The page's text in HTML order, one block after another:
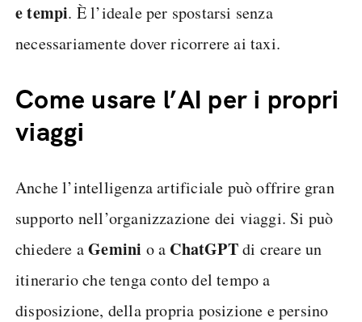
e tempi. È l’ideale per spostarsi senza
necessariamente dover ricorrere ai taxi.
Come usare l’AI per i propri
viaggi
Anche l’intelligenza artificiale può offrire gran
supporto nell’organizzazione dei viaggi. Si può
chiedere aGemini o a ChatGPTdi creare un
itinerario che tenga conto del tempo a
disposizione, della propria posizione e persino